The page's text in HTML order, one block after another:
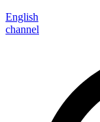
English
channel